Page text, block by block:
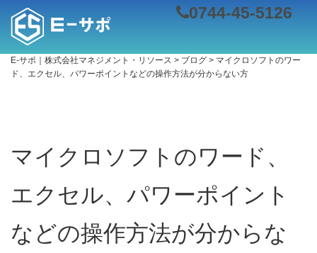
0744-45-5126
E-サポ｜株式会社マネジメント・リソース > ブログ > マイクロソフトのワー
ド、エクセル、パワーポイントなどの操作方法が分からない方
マイクロソフトのワード、
エクセル、パワーポイント
などの操作方法が分からな